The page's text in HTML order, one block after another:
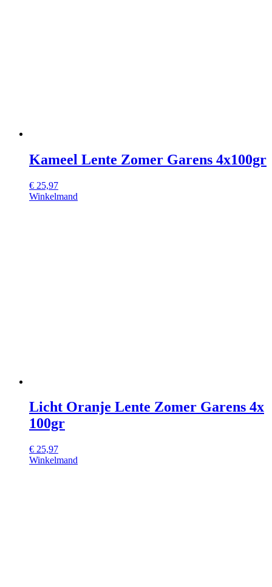
Kameel Lente Zomer Garens 4x100gr
€ 25,97
Winkelmand
Licht Oranje Lente Zomer Garens 4x
100gr
€ 25,97
Winkelmand